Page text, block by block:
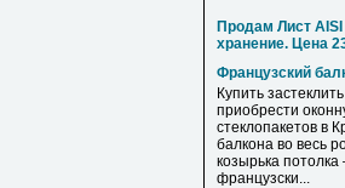
Продам Лист
хранение. Цена
Французский
Купить
приобрести
стеклопакетов в
балкона во весь
козырька
французски...